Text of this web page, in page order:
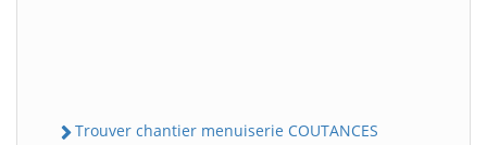
Trouver chantier menuiserie COUTANCES